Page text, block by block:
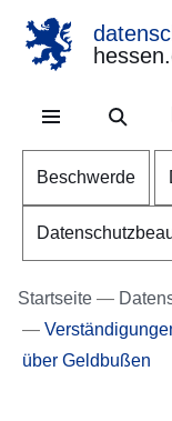
Beschwerde
Startseite
über Geldbußen